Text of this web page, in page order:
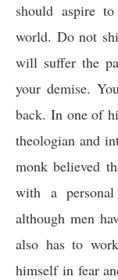
should aspire
world. Do not
will suffer the
your demise.
back. In one of
theologian and
monk believed
with a
although men
also has to
himself in fear